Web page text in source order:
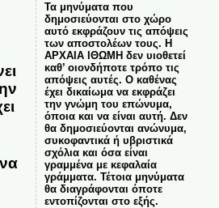
Τα μηνύματα που
δημοσιεύονται στο χώρο
αυτό εκφράζουν τις απόψεις
των αποστολέων τους. Η
ΑΡΧΑΙΑ ΙΘΩΜΗ δεν υιοθετεί
καθ’ οιονδήποτε τρόπο τις
απόψεις αυτές. Ο καθένας
έχει δικαίωμα να εκφράζει
την γνώμη του επώνυμα,
όποια και να είναι αυτή. Δεν
θα δημοσιεύονται ανώνυμα,
συκοφαντικά ή υβριστικά
σχόλια και όσα είναι
γραμμένα με κεφαλαία
γράμματα. Τέτοια μηνύματα
θα διαγράφονται όποτε
εντοπίζονται στο εξής.